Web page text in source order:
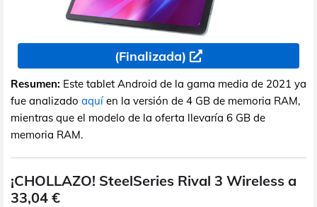
(Finalizada)
Resumen: Este tablet Android de la gama media de 2021 ya
fue analizado aquí en la versión de 4 GB de memoria RAM,
mientras que el modelo de la oferta llevaría 6 GB de
memoria RAM.
¡CHOLLAZO! SteelSeries Rival 3 Wireless a
33,04 €